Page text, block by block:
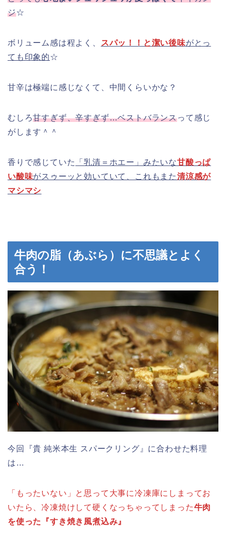
ジ☆
ボリューム感は程よく、 スパッ！！と潔い後味がとっ
ても印象的☆
甘辛は極端に感じなくて、中間くらいかな？
むしろ甘すぎず、辛すぎず…ベストバランスって感じ
がします＾＾
香りで感じていた 「乳清＝ホエー」みたいな甘酸っぱ
い酸味がスゥーッと効いていて、これもまた清涼感が
マシマシ
牛肉の脂（あぶら）に不思議とよく
合う！
今回『貴 純米本生 スパークリング』に合わせた料理
は…
「もったいない」と思って大事に冷凍庫にしまってお
いたら、冷凍焼けして硬くなっちゃってしまった牛肉
を使った『すき焼き風煮込み』